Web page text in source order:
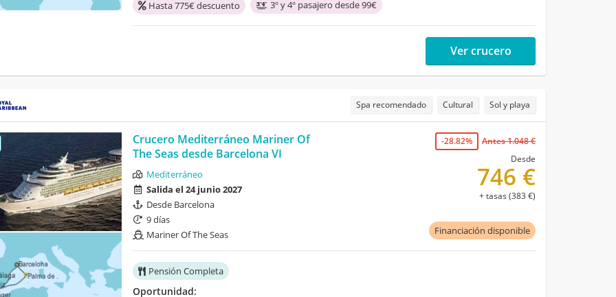
Hasta 775€ descuento 3º y 4º pasajero desde 99€
Ver crucero
Spa recomendado Cultural Sol y playa
Crucero Mediterráneo Mariner Of
The Seas desde Barcelona VI
Mediterráneo
Salida el 24 junio 2027
Desde Barcelona
9 días
Mariner Of The Seas
Pensión Completa
Oportunidad:
Financiación disponible
-28.82%
Antes 1.048 €
Desde
746 €
+ tasas (383 €)